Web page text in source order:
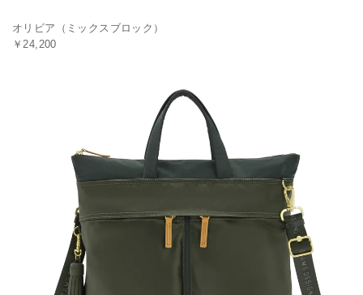
オリビア（ミックスブロック）
￥24,200